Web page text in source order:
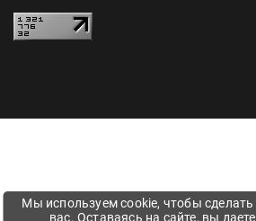
Мы используем cookie, чтобы сделать
вас. Оставаясь на сайте, вы